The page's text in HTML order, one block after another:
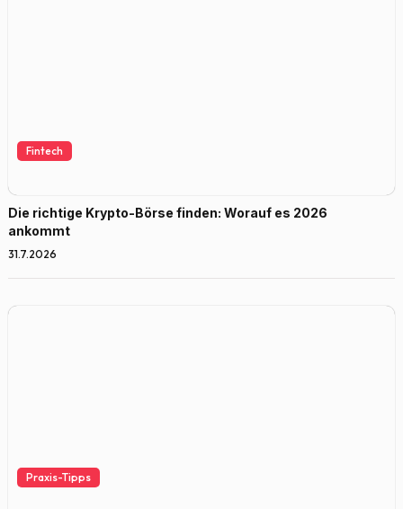
Fintech
Die richtige Krypto-Börse finden: Worauf es 2026
ankommt
31.7.2026
Praxis-Tipps